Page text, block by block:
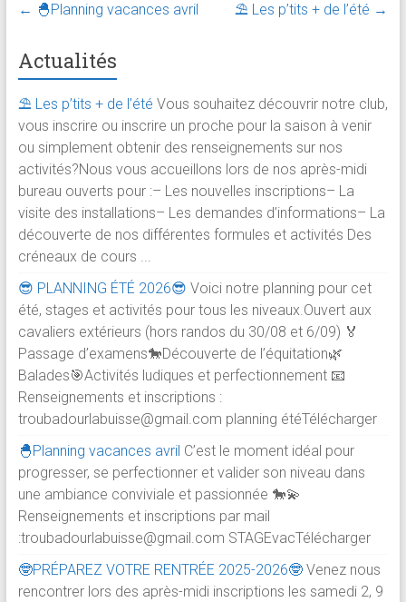
← 🐣Planning vacances avril ⛱️ Les p’tits + de l’été →
Actualités
⛱️ Les p’tits + de l’été Vous souhaitez découvrir notre club,
vous inscrire ou inscrire un proche pour la saison à venir
ou simplement obtenir des renseignements sur nos
activités?Nous vous accueillons lors de nos après-midi
bureau ouverts pour :– Les nouvelles inscriptions– La
visite des installations– Les demandes d’informations– La
découverte de nos différentes formules et activités Des
créneaux de cours ...
😎 PLANNING ÉTÉ 2026😎 Voici notre planning pour cet
été, stages et activités pour tous les niveaux.Ouvert aux
cavaliers extérieurs (hors randos du 30/08 et 6/09) 🏅
Passage d’examens🐎Découverte de l’équitation🌿
Balades🎯Activités ludiques et perfectionnement 📧
Renseignements et inscriptions :
troubadourlabuisse@gmail.com planning étéTélécharger
🐣Planning vacances avril C’est le moment idéal pour
progresser, se perfectionner et valider son niveau dans
une ambiance conviviale et passionnée 🐎💫
Renseignements et inscriptions par mail
:troubadourlabuisse@gmail.com STAGEvacTélécharger
🤓PRÉPAREZ VOTRE RENTRÉE 2025-2026🤓Venez nous
rencontrer lors des après-midi inscriptions les samedi 2, 9